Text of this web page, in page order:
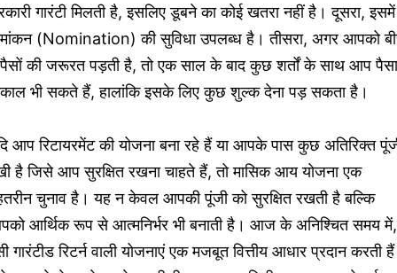
गारंटी मिलती है, इसलिए डूबने का कोई खतरा नहीं है। दूसरा, इसमें
(Nomination) की सुविधा उपलब्ध है। तीसरा, अगर आपको
की जरूरत पड़ती है, तो एक साल के बाद कुछ शर्तों के साथ आप पैसा
भी सकते हैं, हालांकि इसके लिए कुछ शुल्क देना पड़ सकता है।
आप रिटायरमेंट की योजना बना रहे हैं या आपके पास कुछ अतिरिक्त
है जिसे आप सुरक्षित रखना चाहते हैं, तो मासिक आय योजना एक
चुनाव है। यह न केवल आपकी पूंजी को सुरक्षित रखती है बल्कि
आर्थिक रूप से आत्मनिर्भर भी बनाती है। आज के अनिश्चित समय में,
गारंटीड रिटर्न वाली योजनाएं एक मजबूत वित्तीय आधार प्रदान करती